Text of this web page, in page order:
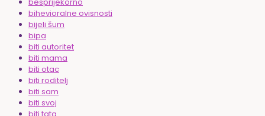
bihevioralne ovisnosti
bijeli šum
bipa
biti autoritet
biti mama
biti otac
biti roditelj
biti sam
biti svoj